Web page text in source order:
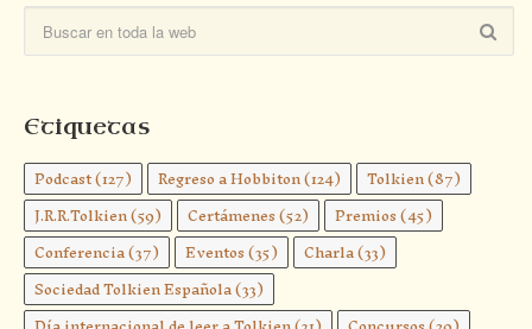
Etiquetas
Podcast(127) Regreso a Hobbiton(124) Tolkien(87)
J.R.R.Tolkien(59) Certámenes(52) Premios(45)
Conferencia(37) Eventos(35) Charla(33)
Sociedad Tolkien Española(33)